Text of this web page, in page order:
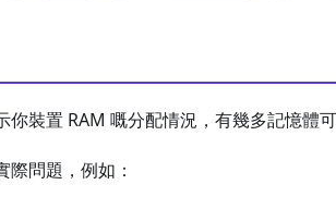
你裝置 RAM 嘅分配情況，有幾多記憶體
際問題，例如：